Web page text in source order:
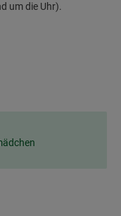
um die Uhr).